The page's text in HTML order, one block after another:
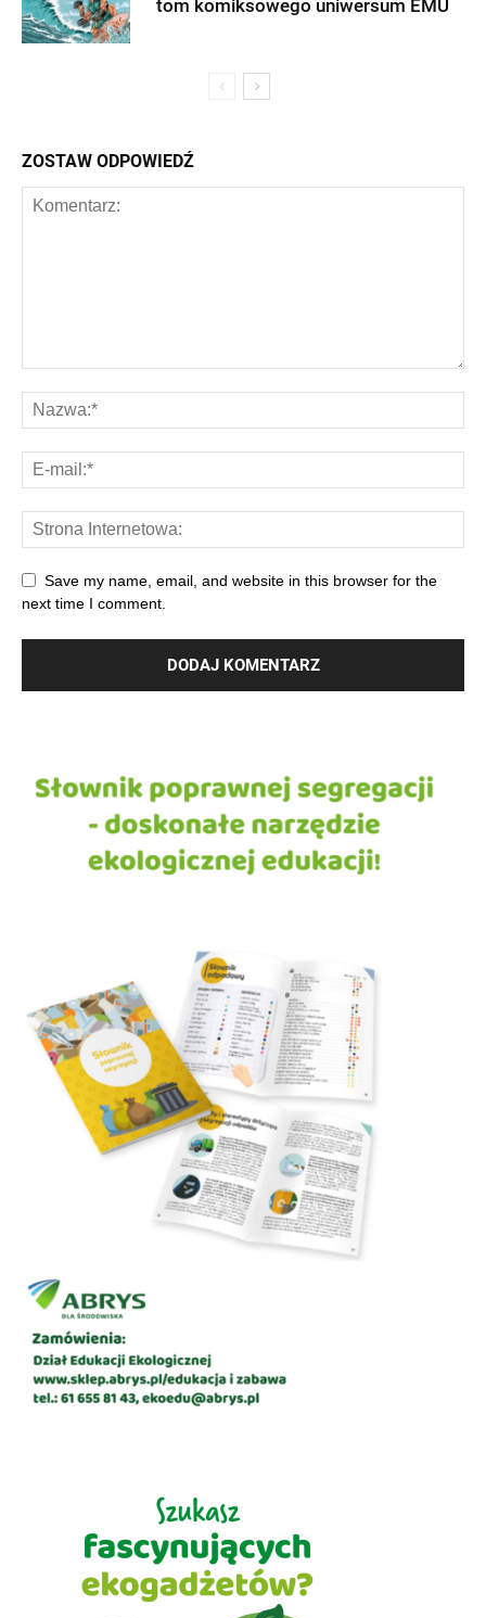
tom komiksowego uniwersum EMU
ZOSTAW ODPOWIEDŹ
Save my name, email, and website in this browser for the
next time I comment.